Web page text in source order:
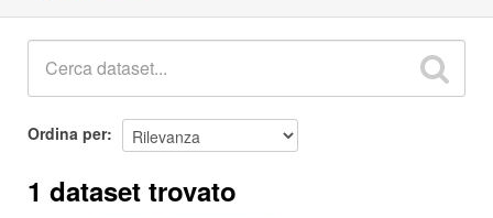
Ordina per
1 dataset trovato